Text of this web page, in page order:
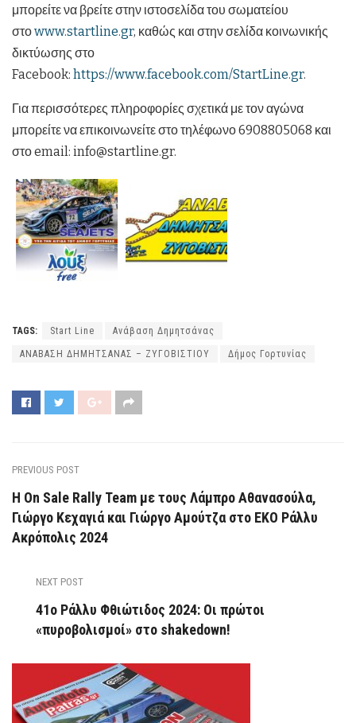
μπορείτε να βρείτε στην ιστοσελίδα του σωματείου
στοwww.startline.gr, καθώς και στην σελίδα κοινωνικής
δικτύωσης στο
Facebook: https://www.facebook.com/StartLine.gr.
Για περισσότερες πληροφορίες σχετικά με τον αγώνα
μπορείτε να επικοινωνείτε στο τηλέφωνο 6908805068 και
στο email: info@startline.gr.
TAGS: Start Line Ανάβαση Δημητσάνας
ΑΝΑΒΑΣΗ ΔΗΜΗΤΣΑΝΑΣ – ΖΥΓΟΒΙΣΤΙΟΥ Δήμος Γορτυνίας
PREVIOUS POST
Η On Sale Rally Team με τους Λάμπρο Αθανασούλα,
Γιώργο Κεχαγιά και Γιώργο Αμούτζα στο ΕΚΟ Ράλλυ
Ακρόπολις 2024
NEXT POST
41ο Ράλλυ Φθιώτιδος 2024: Οι πρώτοι
«πυροβολισμοί» στο shakedown!